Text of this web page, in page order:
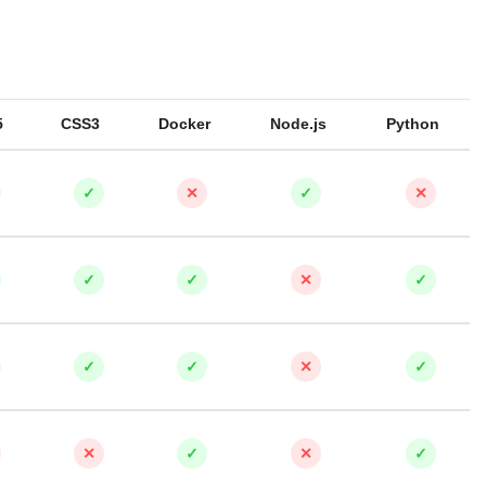
CSS3 Docker Node.js Python
✓ ✕ ✓ ✕
✓ ✓ ✕ ✓
✓ ✓ ✕ ✓
✕ ✓ ✕ ✓
и IT
X
XML
U
Y